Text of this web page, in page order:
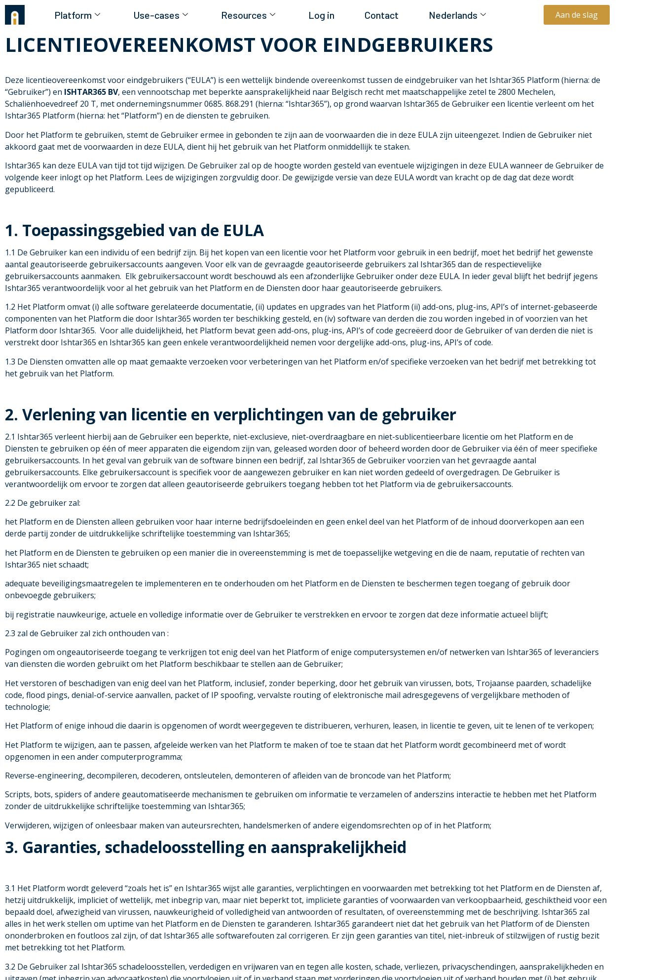
Platform Use-cases Resources Log in Contact Nederlands Aan de slag
LICENTIEOVEREENKOMST VOOR EINDGEBRUIKERS
Deze licentieovereenkomst voor eindgebruikers (“EULA”) is een wettelijk bindende overeenkomst tussen de eindgebruiker van het Ishtar365 Platform (hierna: de
“Gebruiker”) en ISHTAR365 BV, een vennootschap met beperkte aansprakelijkheid naar Belgisch recht met maatschappelijke zetel te 2800 Mechelen,
Schaliënhoevedreef 20 T, met ondernemingsnummer 0685. 868.291 (hierna: “Ishtar365”), op grond waarvan Ishtar365 de Gebruiker een licentie verleent om het
Ishtar365 Platform (hierna: het “Platform”) en de diensten te gebruiken.
Door het Platform te gebruiken, stemt de Gebruiker ermee in gebonden te zijn aan de voorwaarden die in deze EULA zijn uiteengezet. Indien de Gebruiker niet
akkoord gaat met de voorwaarden in deze EULA, dient hij het gebruik van het Platform onmiddellijk te staken.
Ishtar365 kan deze EULA van tijd tot tijd wijzigen. De Gebruiker zal op de hoogte worden gesteld van eventuele wijzigingen in deze EULA wanneer de Gebruiker de
volgende keer inlogt op het Platform. Lees de wijzigingen zorgvuldig door. De gewijzigde versie van deze EULA wordt van kracht op de dag dat deze wordt
gepubliceerd.
1. Toepassingsgebied van de EULA
1.1 De Gebruiker kan een individu of een bedrijf zijn. Bij het kopen van een licentie voor het Platform voor gebruik in een bedrijf, moet het bedrijf het gewenste
aantal geautoriseerde gebruikersaccounts aangeven. Voor elk van de gevraagde geautoriseerde gebruikers zal Ishtar365 dan de respectievelijke
gebruikersaccounts aanmaken. Elk gebruikersaccount wordt beschouwd als een afzonderlijke Gebruiker onder deze EULA. In ieder geval blijft het bedrijf jegens
Ishtar365 verantwoordelijk voor al het gebruik van het Platform en de Diensten door haar geautoriseerde gebruikers.
1.2 Het Platform omvat (i) alle software gerelateerde documentatie, (ii) updates en upgrades van het Platform (ii) add-ons, plug-ins, API’s of internet-gebaseerde
componenten van het Platform die door Ishtar365 worden ter beschikking gesteld, en (iv) software van derden die zou worden ingebed in of voorzien van het
Platform door Ishtar365. Voor alle duidelijkheid, het Platform bevat geen add-ons, plug-ins, API’s of code gecreëerd door de Gebruiker of van derden die niet is
verstrekt door Ishtar365 en Ishtar365 kan geen enkele verantwoordelijkheid nemen voor dergelijke add-ons, plug-ins, API’s of code.
1.3 De Diensten omvatten alle op maat gemaakte verzoeken voor verbeteringen van het Platform en/of specifieke verzoeken van het bedrijf met betrekking tot
het gebruik van het Platform.
2. Verlening van licentie en verplichtingen van de gebruiker
2.1 Ishtar365 verleent hierbij aan de Gebruiker een beperkte, niet-exclusieve, niet-overdraagbare en niet-sublicentieerbare licentie om het Platform en de
Diensten te gebruiken op één of meer apparaten die eigendom zijn van, geleased worden door of beheerd worden door de Gebruiker via één of meer specifieke
gebruikersaccounts. In het geval van gebruik van de software binnen een bedrijf, zal Ishtar365 de Gebruiker voorzien van het gevraagde aantal
gebruikersaccounts. Elke gebruikersaccount is specifiek voor de aangewezen gebruiker en kan niet worden gedeeld of overgedragen. De Gebruiker is
verantwoordelijk om ervoor te zorgen dat alleen geautoriseerde gebruikers toegang hebben tot het Platform via de gebruikersaccounts.
2.2 De gebruiker zal:
het Platform en de Diensten alleen gebruiken voor haar interne bedrijfsdoeleinden en geen enkel deel van het Platform of de inhoud doorverkopen aan een
derde partij zonder de uitdrukkelijke schriftelijke toestemming van Ishtar365;
het Platform en de Diensten te gebruiken op een manier die in overeenstemming is met de toepasselijke wetgeving en die de naam, reputatie of rechten van
Ishtar365 niet schaadt;
adequate beveiligingsmaatregelen te implementeren en te onderhouden om het Platform en de Diensten te beschermen tegen toegang of gebruik door
onbevoegde gebruikers;
bij registratie nauwkeurige, actuele en volledige informatie over de Gebruiker te verstrekken en ervoor te zorgen dat deze informatie actueel blijft;
2.3 zal de Gebruiker zal zich onthouden van :
Pogingen om ongeautoriseerde toegang te verkrijgen tot enig deel van het Platform of enige computersystemen en/of netwerken van Ishtar365 of leveranciers
van diensten die worden gebruikt om het Platform beschikbaar te stellen aan de Gebruiker;
Het verstoren of beschadigen van enig deel van het Platform, inclusief, zonder beperking, door het gebruik van virussen, bots, Trojaanse paarden, schadelijke
code, flood pings, denial-of-service aanvallen, packet of IP spoofing, vervalste routing of elektronische mail adresgegevens of vergelijkbare methoden of
technologie;
Het Platform of enige inhoud die daarin is opgenomen of wordt weergegeven te distribueren, verhuren, leasen, in licentie te geven, uit te lenen of te verkopen;
Het Platform te wijzigen, aan te passen, afgeleide werken van het Platform te maken of toe te staan dat het Platform wordt gecombineerd met of wordt
opgenomen in een ander computerprogramma;
Reverse-engineering, decompileren, decoderen, ontsleutelen, demonteren of afleiden van de broncode van het Platform;
Scripts, bots, spiders of andere geautomatiseerde mechanismen te gebruiken om informatie te verzamelen of anderszins interactie te hebben met het Platform
zonder de uitdrukkelijke schriftelijke toestemming van Ishtar365;
Verwijderen, wijzigen of onleesbaar maken van auteursrechten, handelsmerken of andere eigendomsrechten op of in het Platform;
3. Garanties, schadeloosstelling en aansprakelijkheid
3.1 Het Platform wordt geleverd “zoals het is” en Ishtar365 wijst alle garanties, verplichtingen en voorwaarden met betrekking tot het Platform en de Diensten af,
hetzij uitdrukkelijk, impliciet of wettelijk, met inbegrip van, maar niet beperkt tot, impliciete garanties of voorwaarden van verkoopbaarheid, geschiktheid voor een
bepaald doel, afwezigheid van virussen, nauwkeurigheid of volledigheid van antwoorden of resultaten, of overeenstemming met de beschrijving. Ishtar365 zal
alles in het werk stellen om uptime van het Platform en de Diensten te garanderen. Ishtar365 garandeert niet dat het gebruik van het Platform of de Diensten
ononderbroken en foutloos zal zijn, of dat Ishtar365 alle softwarefouten zal corrigeren. Er zijn geen garanties van titel, niet-inbreuk of stilzwijgen of rustig bezit
met betrekking tot het Platform.
3.2 De Gebruiker zal Ishtar365 schadeloosstellen, verdedigen en vrijwaren van en tegen alle kosten, schade, verliezen, privacyschendingen, aansprakelijkheden en